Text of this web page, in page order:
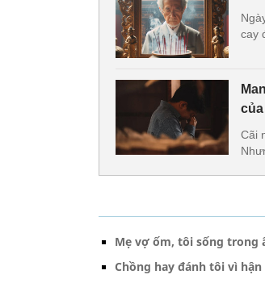
cay
Cãi
Mẹ vợ ốm, tôi sống trong
Chồng hay đánh tôi vì